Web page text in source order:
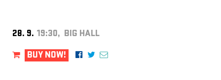
28. 9. 19:30, BIG HALL
BUY NOW!